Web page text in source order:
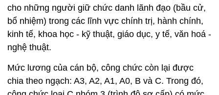
cho những người giữ chức danh lãnh đạo (bầu cử,
bổ nhiệm) trong các lĩnh vực chính trị, hành chính,
kinh tế, khoa học - kỹ thuật, giáo dục, y tế, văn hoá -
nghệ thuật.
Mức lương của cán bộ, công chức còn lại được
chia theo ngạch: A3, A2, A1, A0, B và C. Trong đó,